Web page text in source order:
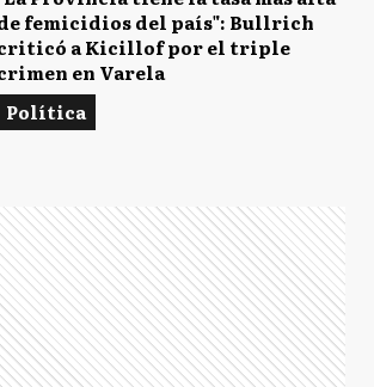
femicidios del país": Bullrich
a Kicillof por el triple
en Varela
Política